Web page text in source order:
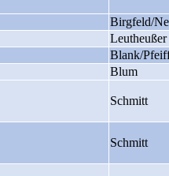
Birgfeld/
Leutheußer
Blank/
Blum
Schmitt
Schmitt